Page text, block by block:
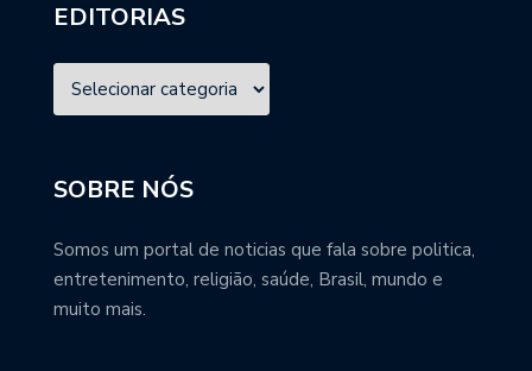
EDITORIAS
SOBRE NÓS
Somos um portal de noticias que fala sobre politica,
entretenimento, religião, saúde, Brasil, mundo e
muito mais.